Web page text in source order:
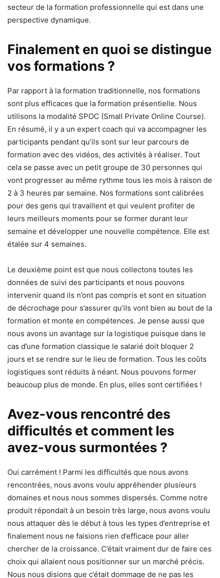
secteur de la formation professionnelle qui est dans une
perspective dynamique.
Finalement en quoi se distingue
vos formations ?
Par rapport à la formation traditionnelle, nos formations
sont plus efficaces que la formation présentielle. Nous
utilisons la modalité SPOC (Small Private Online Course).
En résumé, il y a un expert coach qui va accompagner les
participants pendant qu’ils sont sur leur parcours de
formation avec des vidéos, des activités à réaliser. Tout
cela se passe avec un petit groupe de 30 personnes qui
vont progresser au même rythme tous les mois à raison de
2 à 3 heures par semaine. Nos formations sont calibrées
pour des gens qui travaillent et qui veulent profiter de
leurs meilleurs moments pour se former durant leur
semaine et développer une nouvelle compétence. Elle est
étalée sur 4 semaines.
Le deuxième point est que nous collectons toutes les
données de suivi des participants et nous pouvons
intervenir quand ils n’ont pas compris et sont en situation
de décrochage pour s’assurer qu’ils vont bien au bout de la
formation et monte en compétences. Je pense aussi que
nous avons un avantage sur la logistique puisque dans le
cas d’une formation classique le salarié doit bloquer 2
jours et se rendre sur le lieu de formation. Tous les coûts
logistiques sont réduits à néant. Nous pouvons former
beaucoup plus de monde. En plus, elles sont certifiées !
Avez-vous rencontré des
difficultés et comment les
avez-vous surmontées ?
Oui carrément ! Parmi les difficultés que nous avons
rencontrées, nous avons voulu appréhender plusieurs
domaines et nous nous sommes dispersés. Comme notre
produit répondait à un besoin très large, nous avons voulu
nous attaquer dès le début à tous les types d’entreprise et
finalement nous ne faisions rien d’efficace pour aller
chercher de la croissance. C’était vraiment dur de faire ces
choix qui allaient nous positionner sur un marché précis.
Nous nous disions que c’était dommage de ne pas les